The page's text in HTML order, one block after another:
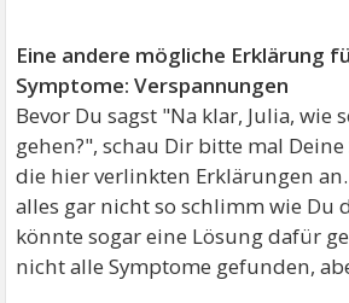
haben und deshalb bald zu sterben,
Stresslevel in Deinem Körper. Der
dann tatsächlich chemische
eine Veränderung in Deinem
wird der ursprüngliche Gedanke
Und wenn dann noch Emotionen
Angst vor dem Sterben, wird das
Der Autor bringt viele
Hintergrundinformationen (in
Eine andere mögliche Erklärung
Symptome: Verspannungen
Bevor Du sagst "Na klar, Julia, wie
gehen?", schau Dir bitte mal
die hier verlinkten Erklärungen
alles gar nicht so schlimm wie Du
könnte sogar eine Lösung dafür
nicht alle Symptome gefunden,